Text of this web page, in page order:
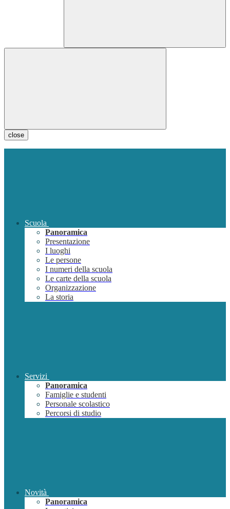
close
Scuola
Panoramica
Presentazione
I luoghi
Le persone
I numeri della scuola
Le carte della scuola
Organizzazione
La storia
Servizi
Panoramica
Famiglie e studenti
Personale scolastico
Percorsi di studio
Novità
Panoramica